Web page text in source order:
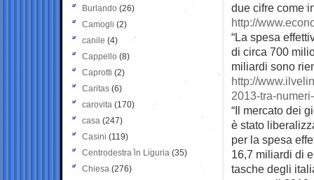
due cifre come
http://
“La spesa
di circa 700
miliardi sono
http://
2013-tra-
“Il mercato dei
è stato
per la spesa
16,7 miliardi di
tasche degli
Burlando (26)
Camogli (2)
canile (4)
Cappello (8)
Caprotti (2)
Caritas (6)
carovita (170)
casa (247)
Casini (119)
Centrodestra in Liguria (35)
Chiesa (276)